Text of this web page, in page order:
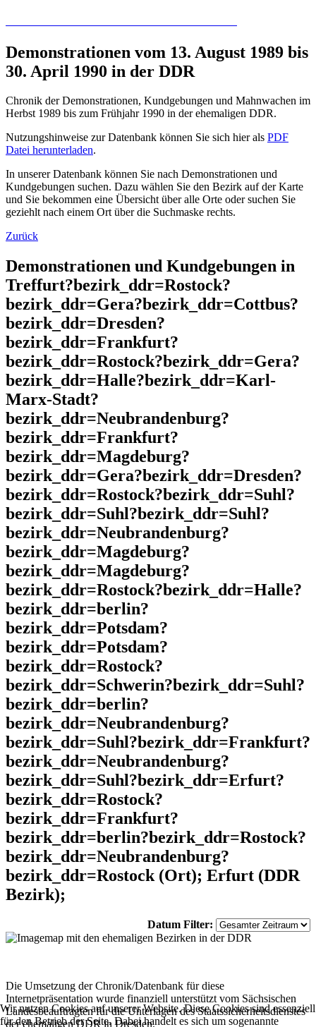
Demonstrationen vom 13. August 1989 bis
30. April 1990 in der DDR
Chronik der Demonstrationen, Kundgebungen und Mahnwachen im
Herbst 1989 bis zum Frühjahr 1990 in der ehemaligen DDR.
Nutzungshinweise zur Datenbank können Sie sich hier als PDF
Datei herunterladen.
In unserer Datenbank können Sie nach Demonstrationen und
Kundgebungen suchen. Dazu wählen Sie den Bezirk auf der Karte
und Sie bekommen eine Übersicht über alle Orte oder suchen Sie
geziehlt nach einem Ort über die Suchmaske rechts.
Zurück
Demonstrationen und Kundgebungen in
Treffurt?bezirk_ddr=Rostock?
bezirk_ddr=Gera?bezirk_ddr=Cottbus?
bezirk_ddr=Dresden?
bezirk_ddr=Frankfurt?
bezirk_ddr=Rostock?bezirk_ddr=Gera?
bezirk_ddr=Halle?bezirk_ddr=Karl-
Marx-Stadt?
bezirk_ddr=Neubrandenburg?
bezirk_ddr=Frankfurt?
bezirk_ddr=Magdeburg?
bezirk_ddr=Gera?bezirk_ddr=Dresden?
bezirk_ddr=Rostock?bezirk_ddr=Suhl?
bezirk_ddr=Suhl?bezirk_ddr=Suhl?
bezirk_ddr=Neubrandenburg?
bezirk_ddr=Magdeburg?
bezirk_ddr=Magdeburg?
bezirk_ddr=Rostock?bezirk_ddr=Halle?
bezirk_ddr=berlin?
bezirk_ddr=Potsdam?
bezirk_ddr=Potsdam?
bezirk_ddr=Rostock?
bezirk_ddr=Schwerin?bezirk_ddr=Suhl?
bezirk_ddr=berlin?
bezirk_ddr=Neubrandenburg?
bezirk_ddr=Suhl?bezirk_ddr=Frankfurt?
bezirk_ddr=Neubrandenburg?
bezirk_ddr=Suhl?bezirk_ddr=Erfurt?
bezirk_ddr=Rostock?
bezirk_ddr=Frankfurt?
bezirk_ddr=berlin?bezirk_ddr=Rostock?
bezirk_ddr=Neubrandenburg?
bezirk_ddr=Rostock (Ort); Erfurt (DDR
Bezirk);
Datum Filter:
Die Umsetzung der Chronik/Datenbank für diese
Internetpräsentation wurde finanziell unterstützt vom Sächsischen
Landesbeauftragten für die Unterlagen des Staatssicherheitsdienstes
der ehemaligen DDR in Dresden.
Wir nutzen Cookies auf unserer Website. Diese Cookies sind essenziell
für den Betrieb der Seite. Dabei handelt es sich um sogenannte